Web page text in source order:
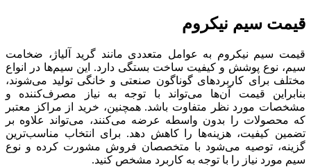
قیمت سیم نیکروم
قیمت سیم نیکروم به عوامل متعددی مانند گرید آلیاژ، ضخامت
سیم، نوع پوشش و کیفیت ساخت بستگی دارد. این سیم‌ها در انواع
مختلف برای کاربردهای گوناگون صنعتی و خانگی تولید می‌شوند،
بنابراین قیمت آن‌ها می‌تواند با توجه به نیاز مصرف‌کننده و
مشخصات مورد نظر متفاوت باشد. همچنین، خرید از مراکز معتبر
که محصولات را بدون واسطه عرضه می‌کنند، می‌تواند علاوه بر
تضمین کیفیت، هزینه‌ها را کاهش دهد. برای انتخاب مناسب‌ترین
گزینه، توصیه می‌شود با متخصصان فروش مشورت کرده و نوع
سیم مورد نیاز را با توجه به کاربرد مشخص کنید.